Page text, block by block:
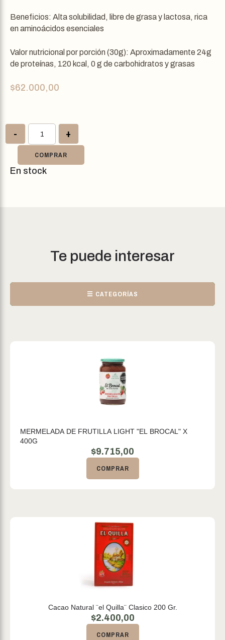
Beneficios: Alta solubilidad, libre de grasa y lactosa, rica
en aminoácidos esenciales
Valor nutricional por porción (30g): Aproximadamente 24g
de proteínas, 120 kcal, 0 g de carbohidratos y grasas
$62.000,00
- +
COMPRAR
En stock
Te puede interesar
☰ CATEGORÍAS
MERMELADA DE FRUTILLA LIGHT "EL BROCAL" X
400G
$9.715,00
COMPRAR
Cacao Natural ¨el Quilla¨ Clasico 200 Gr.
$2.400,00
COMPRAR